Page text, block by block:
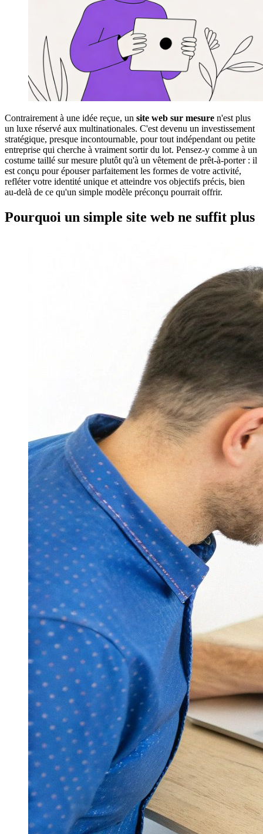
Contrairement à une idée reçue, un site web sur mesure n'est plus
un luxe réservé aux multinationales. C'est devenu un investissement
stratégique, presque incontournable, pour tout indépendant ou petite
entreprise qui cherche à vraiment sortir du lot. Pensez-y comme à un
costume taillé sur mesure plutôt qu'à un vêtement de prêt-à-porter : il
est conçu pour épouser parfaitement les formes de votre activité,
refléter votre identité unique et atteindre vos objectifs précis, bien
au-delà de ce qu'un simple modèle préconçu pourrait offrir.
Pourquoi un simple site web ne suffit plus